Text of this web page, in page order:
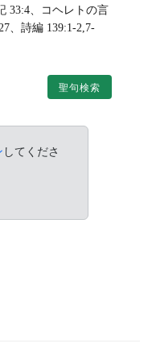
33:4、コヘレトの言
、詩編 139:1-2,7-
聖句検索
してくださ